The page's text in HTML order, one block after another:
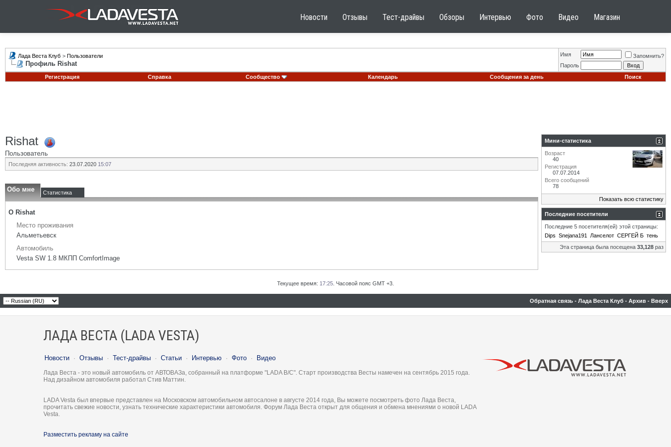
Новости Отзывы Тест-драйвы Обзоры Интервью Фото Видео Магазин
Лада Веста Клуб > Пользователи
Профиль Rishat
Имя
Запомнить?
Пароль
Регистрация
Справка Сообщество Календарь Сообщения за день Поиск
Rishat
Пользователь
Последняя активность: 23.07.2020 15:07
Обо мне Статистика
О Rishat
Место проживания
Альметьевск
Автомобиль
Vesta SW 1.8 МКПП ComfortImage
Мини-статистика
Возраст
40
Регистрация
07.07.2014
Всего сообщений
78
Показать всю статистику
Последние посетители
Последние 5 посетителя(ей) этой страницы:
Dips Snejana191 Ланселот СЕРГЕЙ Б тень
Эта страница была посещена 33,128 раз
Текущее время: 17:25 . Часовой пояс GMT +3.
Обратная связь - Лада Веста Клуб - Архив - Вверх
ЛАДА ВЕСТА (LADA VESTA)
Новости · Отзывы · Тест-драйвы · Статьи · Интервью · Фото · Видео
Лада Веста - это новый автомобиль от АВТОВАЗа, собранный на платформе "LADA B/C". Старт производства Весты намечен на сентябрь 2015 года.
Над дизайном автомобиля работал Стив Маттин.
LADA Vesta был впервые представлен на Московском автомобильном автосалоне в августе 2014 года, Вы можете посмотреть фото Лада Веста,
прочитать свежие новости, узнать технические характеристики автомобиля. Форум Лада Веста открыт для общения и обмена мнениями о новой LADA
Vesta.
Разместить рекламу на сайте